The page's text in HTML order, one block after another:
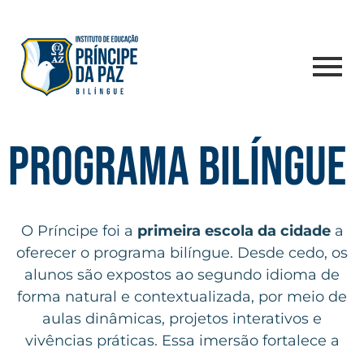
PROGRAMA BILÍNGUE
O Príncipe foi a primeira escola da cidade a
oferecer o programa bilíngue. Desde cedo, os
alunos são expostos ao segundo idioma de
forma natural e contextualizada, por meio de
aulas dinâmicas, projetos interativos e
vivências práticas. Essa imersão fortalece a